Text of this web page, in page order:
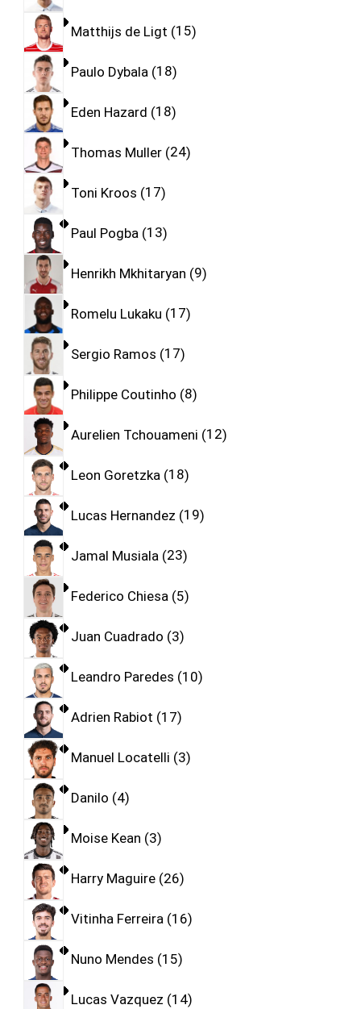
Matthijs de Ligt 15
Paulo Dybala 18
Eden Hazard 18
Thomas Muller 24
Toni Kroos 17
Paul Pogba 13
Henrikh Mkhitaryan 9
Romelu Lukaku 17
Sergio Ramos 17
Philippe Coutinho 8
Aurelien Tchouameni 12
Leon Goretzka 18
Lucas Hernandez 19
Jamal Musiala 23
Federico Chiesa 5
Juan Cuadrado 3
Leandro Paredes 10
Adrien Rabiot 17
Manuel Locatelli 3
Danilo 4
Moise Kean 3
Harry Maguire 26
Vitinha Ferreira 16
Nuno Mendes 15
Lucas Vazquez 14